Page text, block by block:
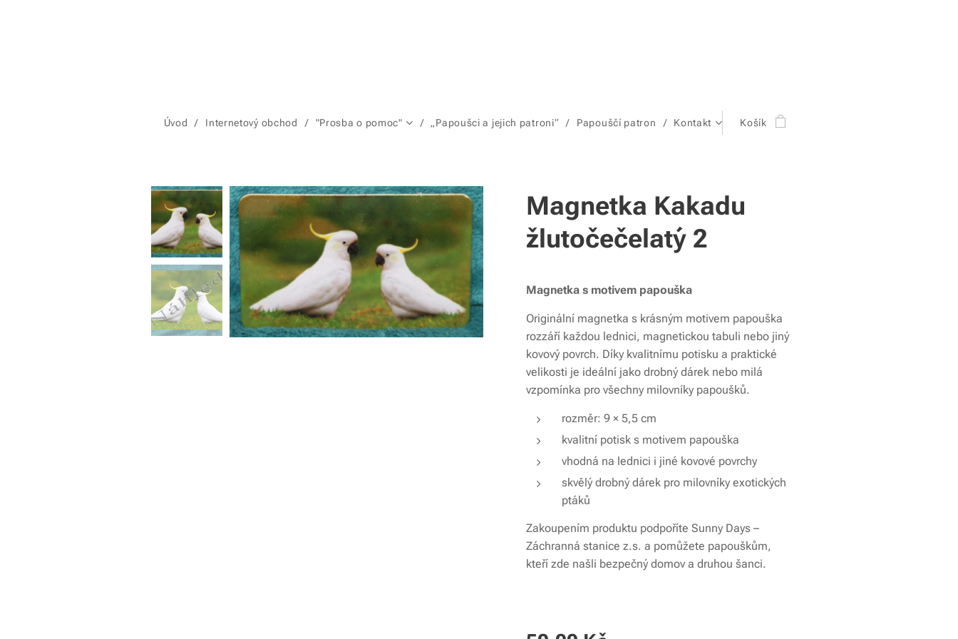
Úvod Internetový obchod "Prosba o pomoc" „Papoušci a jejich patroni“ Papouščí patron Kontakt Košík
Magnetka Kakadu
žlutočečelatý 2
Magnetka s motivem papouška
Originální magnetka s krásným motivem papouška
rozzáří každou lednici, magnetickou tabuli nebo jiný
kovový povrch. Díky kvalitnímu potisku a praktické
velikosti je ideální jako drobný dárek nebo milá
vzpomínka pro všechny milovníky papoušků.
rozměr: 9 × 5,5 cm
kvalitní potisk s motivem papouška
vhodná na lednici i jiné kovové povrchy
skvělý drobný dárek pro milovníky exotických
ptáků
Zakoupením produktu podpoříte Sunny Days –
Záchranná stanice z.s. a pomůžete papouškům,
kteří zde našli bezpečný domov a druhou šanci.